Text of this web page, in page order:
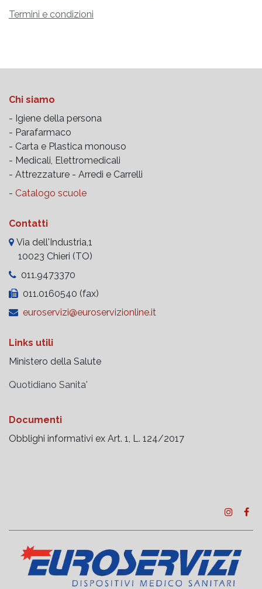
Termini e condizioni
Chi siamo
- Igiene della persona
- Parafarmaco
- Carta e Plastica monouso
- Medicali, Elettromedicali
- Attrezzature - Arredi e Carrelli
- Catalogo scuole
Contatti
Via dell'Industria,1
10023 Chieri (TO)
011.9473370
011.0160540 (fax)
euroservizi@euroservizionline.it
Links utili
Ministero della Salute
Quotidiano Sanita'
Documenti
Obblighi informativi ex Art. 1, L. 124/2017